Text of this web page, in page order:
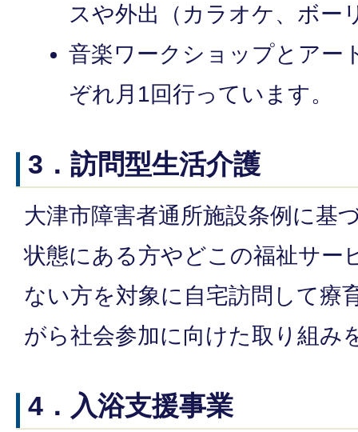
スや外出（カラオケ、ボー
音楽ワークショップとアー
ぞれ月1回行っています。
3．訪問型生活介護
大津市障害者通所施設条例に基
状態にある方やどこの福祉サー
ない方を対象に自宅訪問して療
がら社会参加に向けた取り組み
4．入浴支援事業